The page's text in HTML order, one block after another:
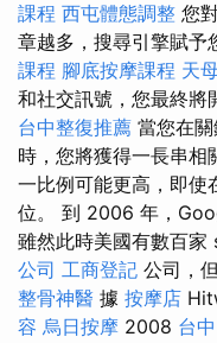
課程 西屯體態調整 您
章越多，搜尋引擎賦予
課程 腳底按摩課程 天
和社交訊號，您最終將
台中整復推薦 當您在
時，您將獲得一長串相
一比例可能更高，即
位。 到 2006 年，
雖然此時美國有數百
公司 工商登記 公司，
整骨神醫 據 按摩店
容 烏日按摩 2008 台